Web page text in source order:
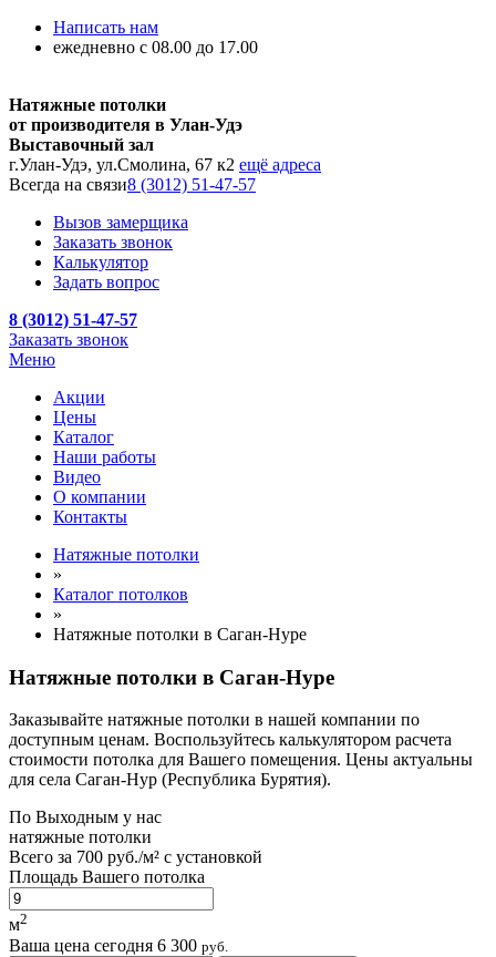
Написать нам
ежедневно с 08.00 до 17.00
Натяжные потолки
от производителя в Улан-Удэ
Выставочный зал
г.Улан-Удэ, ул.Смолина, 67 к2 ещё адреса
Всегда на связи8 (3012) 51-47-57
Вызов замерщика
Заказать звонок
Калькулятор
Задать вопрос
8 (3012) 51-47-57
Заказать звонок
Меню
Акции
Цены
Каталог
Наши работы
Видео
О компании
Контакты
Натяжные потолки
»
Каталог потолков
»
Натяжные потолки в Саган-Нуре
Натяжные потолки в Саган-Нуре
Заказывайте натяжные потолки в нашей компании по
доступным ценам. Воспользуйтесь калькулятором расчета
стоимости потолка для Вашего помещения. Цены актуальны
для села Саган-Нур (Республика Бурятия).
По Выходным у нас
натяжные потолки
Всего за 700 руб./м² с установкой
Площадь Вашего потолка
м2
Ваша цена сегодня 6 300 руб.